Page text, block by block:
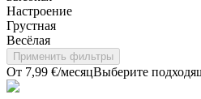
Настроение
Грустная
Весёлая
Применить фильтры
От 7,99 €/месяцВыберите